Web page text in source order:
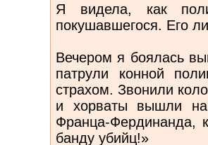
Я видела, как
покушавшегося. Его
Вечером я боялась
патрули конной
страхом. Звонили
и хорваты вышли на
Франца-Фердинанда,
банду убийц!»